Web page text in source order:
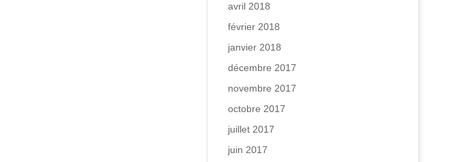
avril 2018
février 2018
janvier 2018
décembre 2017
novembre 2017
octobre 2017
juillet 2017
juin 2017